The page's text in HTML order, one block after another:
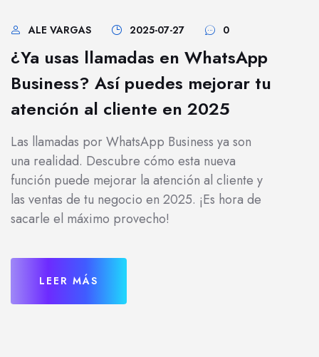
ALE VARGAS 2025-07-27 0
¿Ya usas llamadas en WhatsApp
Business? Así puedes mejorar tu
atención al cliente en 2025
Las llamadas por WhatsApp Business ya son
una realidad. Descubre cómo esta nueva
función puede mejorar la atención al cliente y
las ventas de tu negocio en 2025. ¡Es hora de
sacarle el máximo provecho!
LEER MÁS